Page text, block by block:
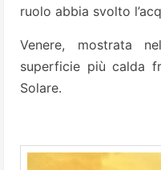
ruolo abbia svolto
Venere, mostrata
superficie più calda
Solare.